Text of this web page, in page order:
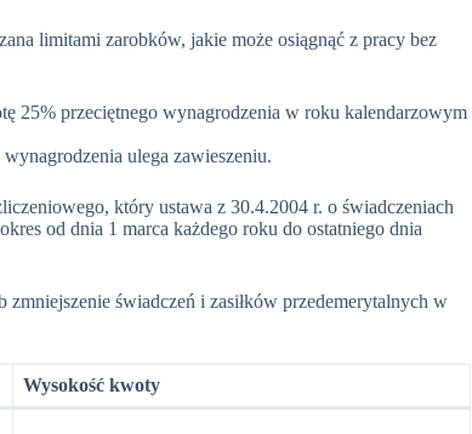
limitami zarobków, jakie może osiągnąć z pracy bez
25% przeciętnego wynagrodzenia w roku kalendarzowym
ulega zawieszeniu.
który ustawa z 30.4.2004 r. o świadczeniach
od dnia 1 marca każdego roku do ostatniego dnia
świadczeń i zasiłków przedemerytalnych w
Wysokość kwoty